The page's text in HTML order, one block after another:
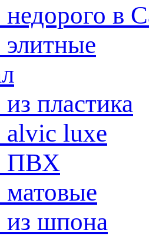
в
пластика
alvic luxe
ПВХ
шпона